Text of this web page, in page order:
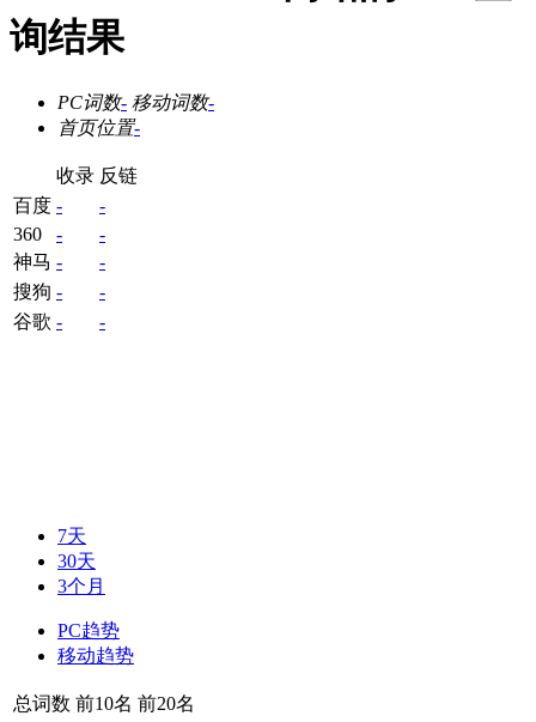
询结果
PC词数- 移动词数-
首页位置-
收录 反链
百度 -
-
360
-
-
神马 -
-
搜狗 -
-
谷歌 - -
7天
30天
3个月
PC趋势
移动趋势
总词数 前10名 前20名